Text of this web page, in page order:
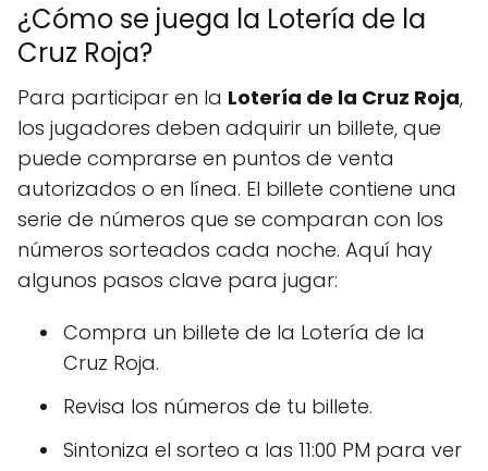
¿Cómo se juega la Lotería de la
Cruz Roja?
Para participar en la Lotería de la Cruz Roja,
los jugadores deben adquirir un billete, que
puede comprarse en puntos de venta
autorizados o en línea. El billete contiene una
serie de números que se comparan con los
números sorteados cada noche. Aquí hay
algunos pasos clave para jugar:
Compra un billete de la Lotería de la
Cruz Roja.
Revisa los números de tu billete.
Sintoniza el sorteo a las 11:00 PM para ver